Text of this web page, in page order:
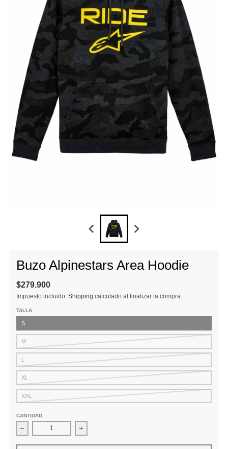
Buzo Alpinestars Area Hoodie
$279.900
Impuesto incluido. Shipping calculado al finalizar la compra.
TALLA
S
M
L
XL
XXL
CANTIDAD
Disminuir cantidad para Buzo Alpinestars Area Hoodie
Aumentar la cantidad para Buzo Alpinestars